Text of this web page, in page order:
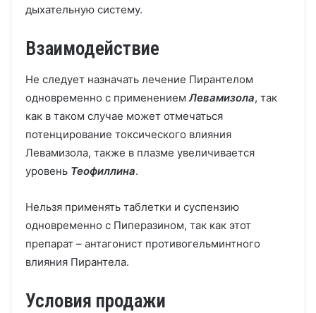
дыхательную систему.
Взаимодействие
Не следует назначать лечение Пирантелом
одновременно с применениемЛевамизола, так
как в таком случае может отмечаться
потенцирование токсического влияния
Левамизола, также в плазме увеличивается
уровень Теофиллина.
Нельзя применять таблетки и суспензию
одновременно с Пиперазином, так как этот
препарат – антагонист противогельминтного
влияния Пирантела.
Условия продажи